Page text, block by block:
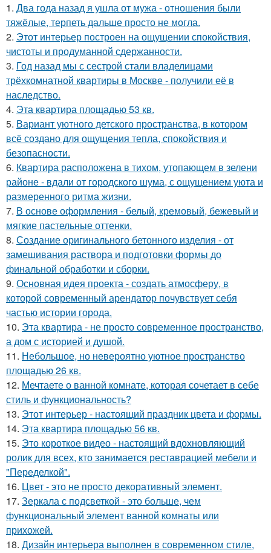
1. Два года назад я ушла от мужа - отношения были
тяжёлые, терпеть дальше просто не могла.
2. Этот интерьер построен на ощущении спокойствия,
чистоты и продуманной сдержанности.
3. Год назад мы с сестрой стали владелицами
трёхкомнатной квартиры в Москве - получили её в
наследство.
4. Эта квартира площадью 53 кв.
5. Вариант уютного детского пространства, в котором
всё создано для ощущения тепла, спокойствия и
безопасности.
6. Квартира расположена в тихом, утопающем в зелени
районе - вдали от городского шума, с ощущением уюта и
размеренного ритма жизни.
7. В основе оформления - белый, кремовый, бежевый и
мягкие пастельные оттенки.
8. Создание оригинального бетонного изделия - от
замешивания раствора и подготовки формы до
финальной обработки и сборки.
9. Основная идея проекта - создать атмосферу, в
которой современный арендатор почувствует себя
частью истории города.
10. Эта квартира - не просто современное пространство,
а дом с историей и душой.
11. Небольшое, но невероятно уютное пространство
площадью 26 кв.
12. Мечтаете о ванной комнате, которая сочетает в себе
стиль и функциональность?
13. Этот интерьер - настоящий праздник цвета и формы.
14. Эта квартира площадью 56 кв.
15. Это короткое видео - настоящий вдохновляющий
ролик для всех, кто занимается реставрацией мебели и
"Переделкой".
16. Цвет - это не просто декоративный элемент.
17. Зеркала с подсветкой - это больше, чем
функциональный элемент ванной комнаты или
прихожей.
18. Дизайн интерьера выполнен в современном стиле,